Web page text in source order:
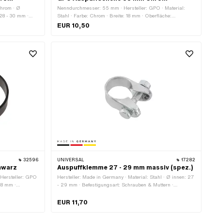
· Ø
- 30 mm ·
2.7 mm
Nenndurchmesser: 55 mm · Hersteller: GPO · Material:
Stahl · Farbe: Chrom · Breite: 18 mm · Oberfläche:
verchromt · Ø Befestigungsloch: 8.2 mm · Anzahl
Befestigungspunkte: 1 Stk.
EUR 10,50
32596
GPO
mm ·
UNIVERSAL 17282
Auspuffklemme 27 - 29 mm massiv (spez.)
Hersteller: Made in Germany · Material: Stahl · Ø innen: 27
- 29 mm · Befestigungsart: Schrauben & Muttern ·
EUR 11,70